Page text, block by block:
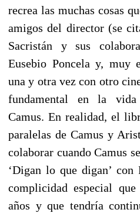
recrea las muchas cosas
amigos del director (se
Sacristán y sus
Eusebio Poncela y, muy
una y otra vez con otro
fundamental en la
Camus. En realidad, el
paralelas de Camus y
colaborar cuando Camus
‘Digan lo que digan’
complicidad especial
años y que tendría